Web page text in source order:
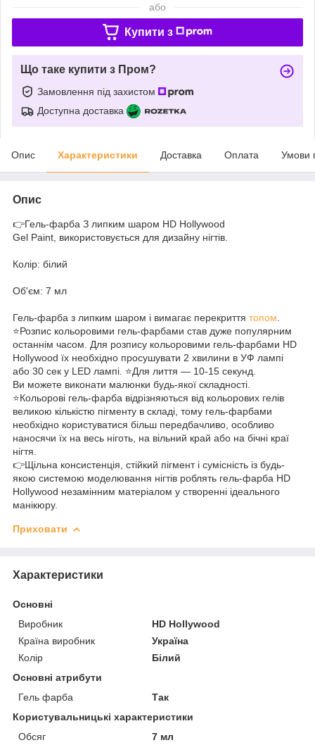
або
Купити з
Що таке купити з Пром?
Замовлення під захистом
Доступна доставка
Опис Характеристики Доставка Оплата Умови
Опис
👉Гель-фарба З липким шаром HD Hollywood
Gel Paint, використовується для дизайну нігтів.
Колір: білий
Об'єм: 7 мл
Гель-фарба з липким шаром і вимагає перекриття топом
⭐️Розпис кольоровими гель-фарбами став дуже популярним
останнім часом. Для розпису кольоровими гель-фарбами HD
Hollywood їх необхідно просушувати 2 хвилини в УФ лампі
або 30 сек у LED лампі. ⭐️Для лиття — 10-15 секунд.
Ви можете виконати малюнки будь-якої складності.
⭐️Кольорові гель-фарба відрізняються від кольорових гелів
великою кількістю пігменту в складі, тому гель-фарбами
необхідно користуватися більш передбачливо, особливо
наносячи їх на весь ніготь, на вільний край або на бічні краї
нігтя.
👉Щільна консистенція, стійкий пігмент і сумісність із будь-
якою системою моделювання нігтів роблять гель-фарба HD
Hollywood незамінним матеріалом у створенні ідеального
манікюру.
Приховати
Характеристики
Основні
Виробник
HD Hollywood
Країна виробник
Україна
Колір
Білий
Основні атрибути
Гель фарба
Так
Користувальницькі характеристики
Обсяг
7 мл